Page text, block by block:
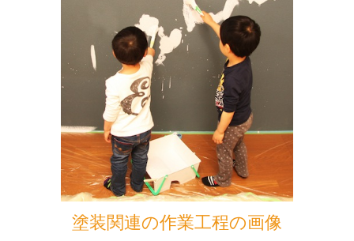
塗装関連の作業工程の画像